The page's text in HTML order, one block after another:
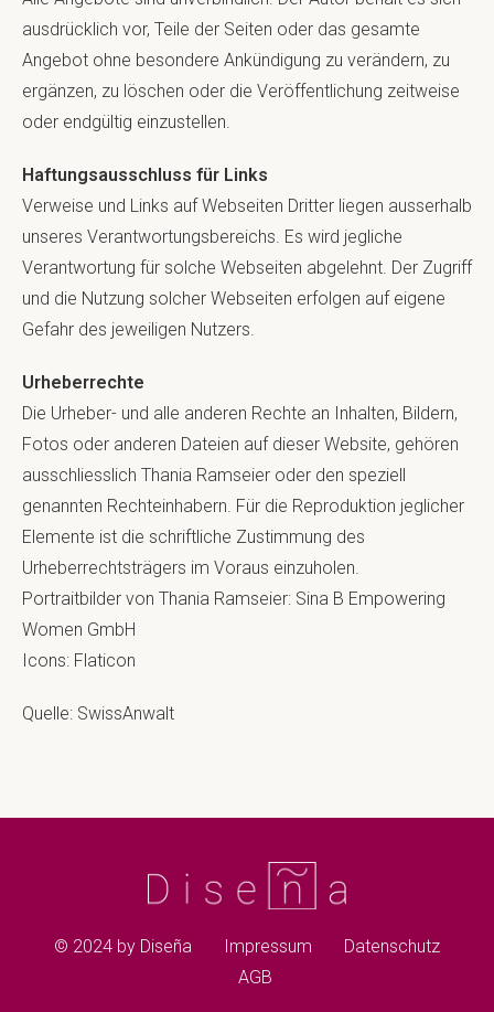
ausdrücklich vor, Teile der Seiten oder das gesamte
Angebot ohne besondere Ankündigung zu verändern, zu
ergänzen, zu löschen oder die Veröffentlichung zeitweise
oder endgültig einzustellen.
Haftungsausschluss für Links
Verweise und Links auf Webseiten Dritter liegen ausserhalb
unseres Verantwortungsbereichs. Es wird jegliche
Verantwortung für solche Webseiten abgelehnt. Der Zugriff
und die Nutzung solcher Webseiten erfolgen auf eigene
Gefahr des jeweiligen Nutzers.
Urheberrechte
Die Urheber- und alle anderen Rechte an Inhalten, Bildern,
Fotos oder anderen Dateien auf dieser Website, gehören
ausschliesslich Thania Ramseier oder den speziell
genannten Rechteinhabern. Für die Reproduktion jeglicher
Elemente ist die schriftliche Zustimmung des
Urheberrechtsträgers im Voraus einzuholen.
Portraitbilder von Thania Ramseier: Sina B Empowering
Women GmbH
Icons: Flaticon
Quelle: SwissAnwalt
© 2024 by Diseña Impressum
Datenschutz
AGB